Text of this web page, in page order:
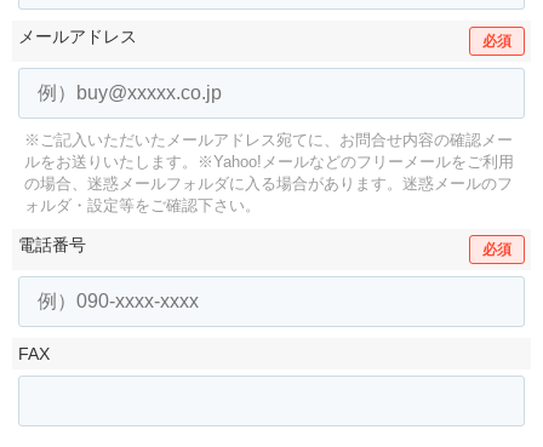
メールアドレス 必須
※ご記入いただいたメールアドレス宛てに、お問合せ内容の確認メー
ルをお送りいたします。
※Yahoo!メールなどのフリーメールをご利用
の場合、迷惑メールフォルダに入る場合があります。 迷惑メールのフ
ォルダ・設定等をご確認下さい。
電話番号 必須
FAX